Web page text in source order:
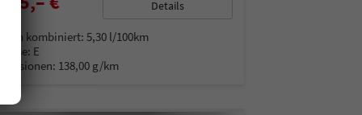
Details
kombiniert:5,30 l/100km
E
138,00 g/km